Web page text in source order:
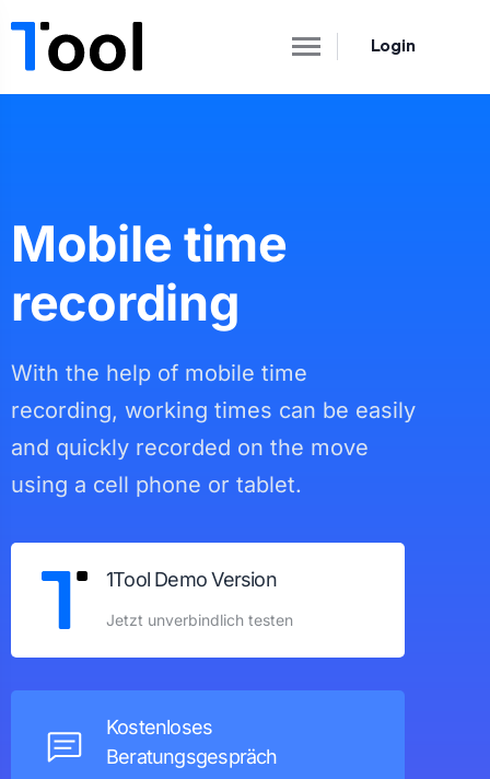
Login
Mobile time
recording
With the help of mobile time
recording, working times can be easily
and quickly recorded on the move
using a cell phone or tablet.
1Tool Demo Version
Jetzt unverbindlich testen
Kostenloses
Beratungsgespräch